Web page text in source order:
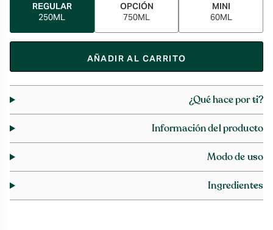
REGULAR
250ML
OPCIÓN
750ML
MINI
60ML
AÑADIR AL CARRITO
¿Qué hace por ti?
Información del producto
Modo de uso
Ingredientes